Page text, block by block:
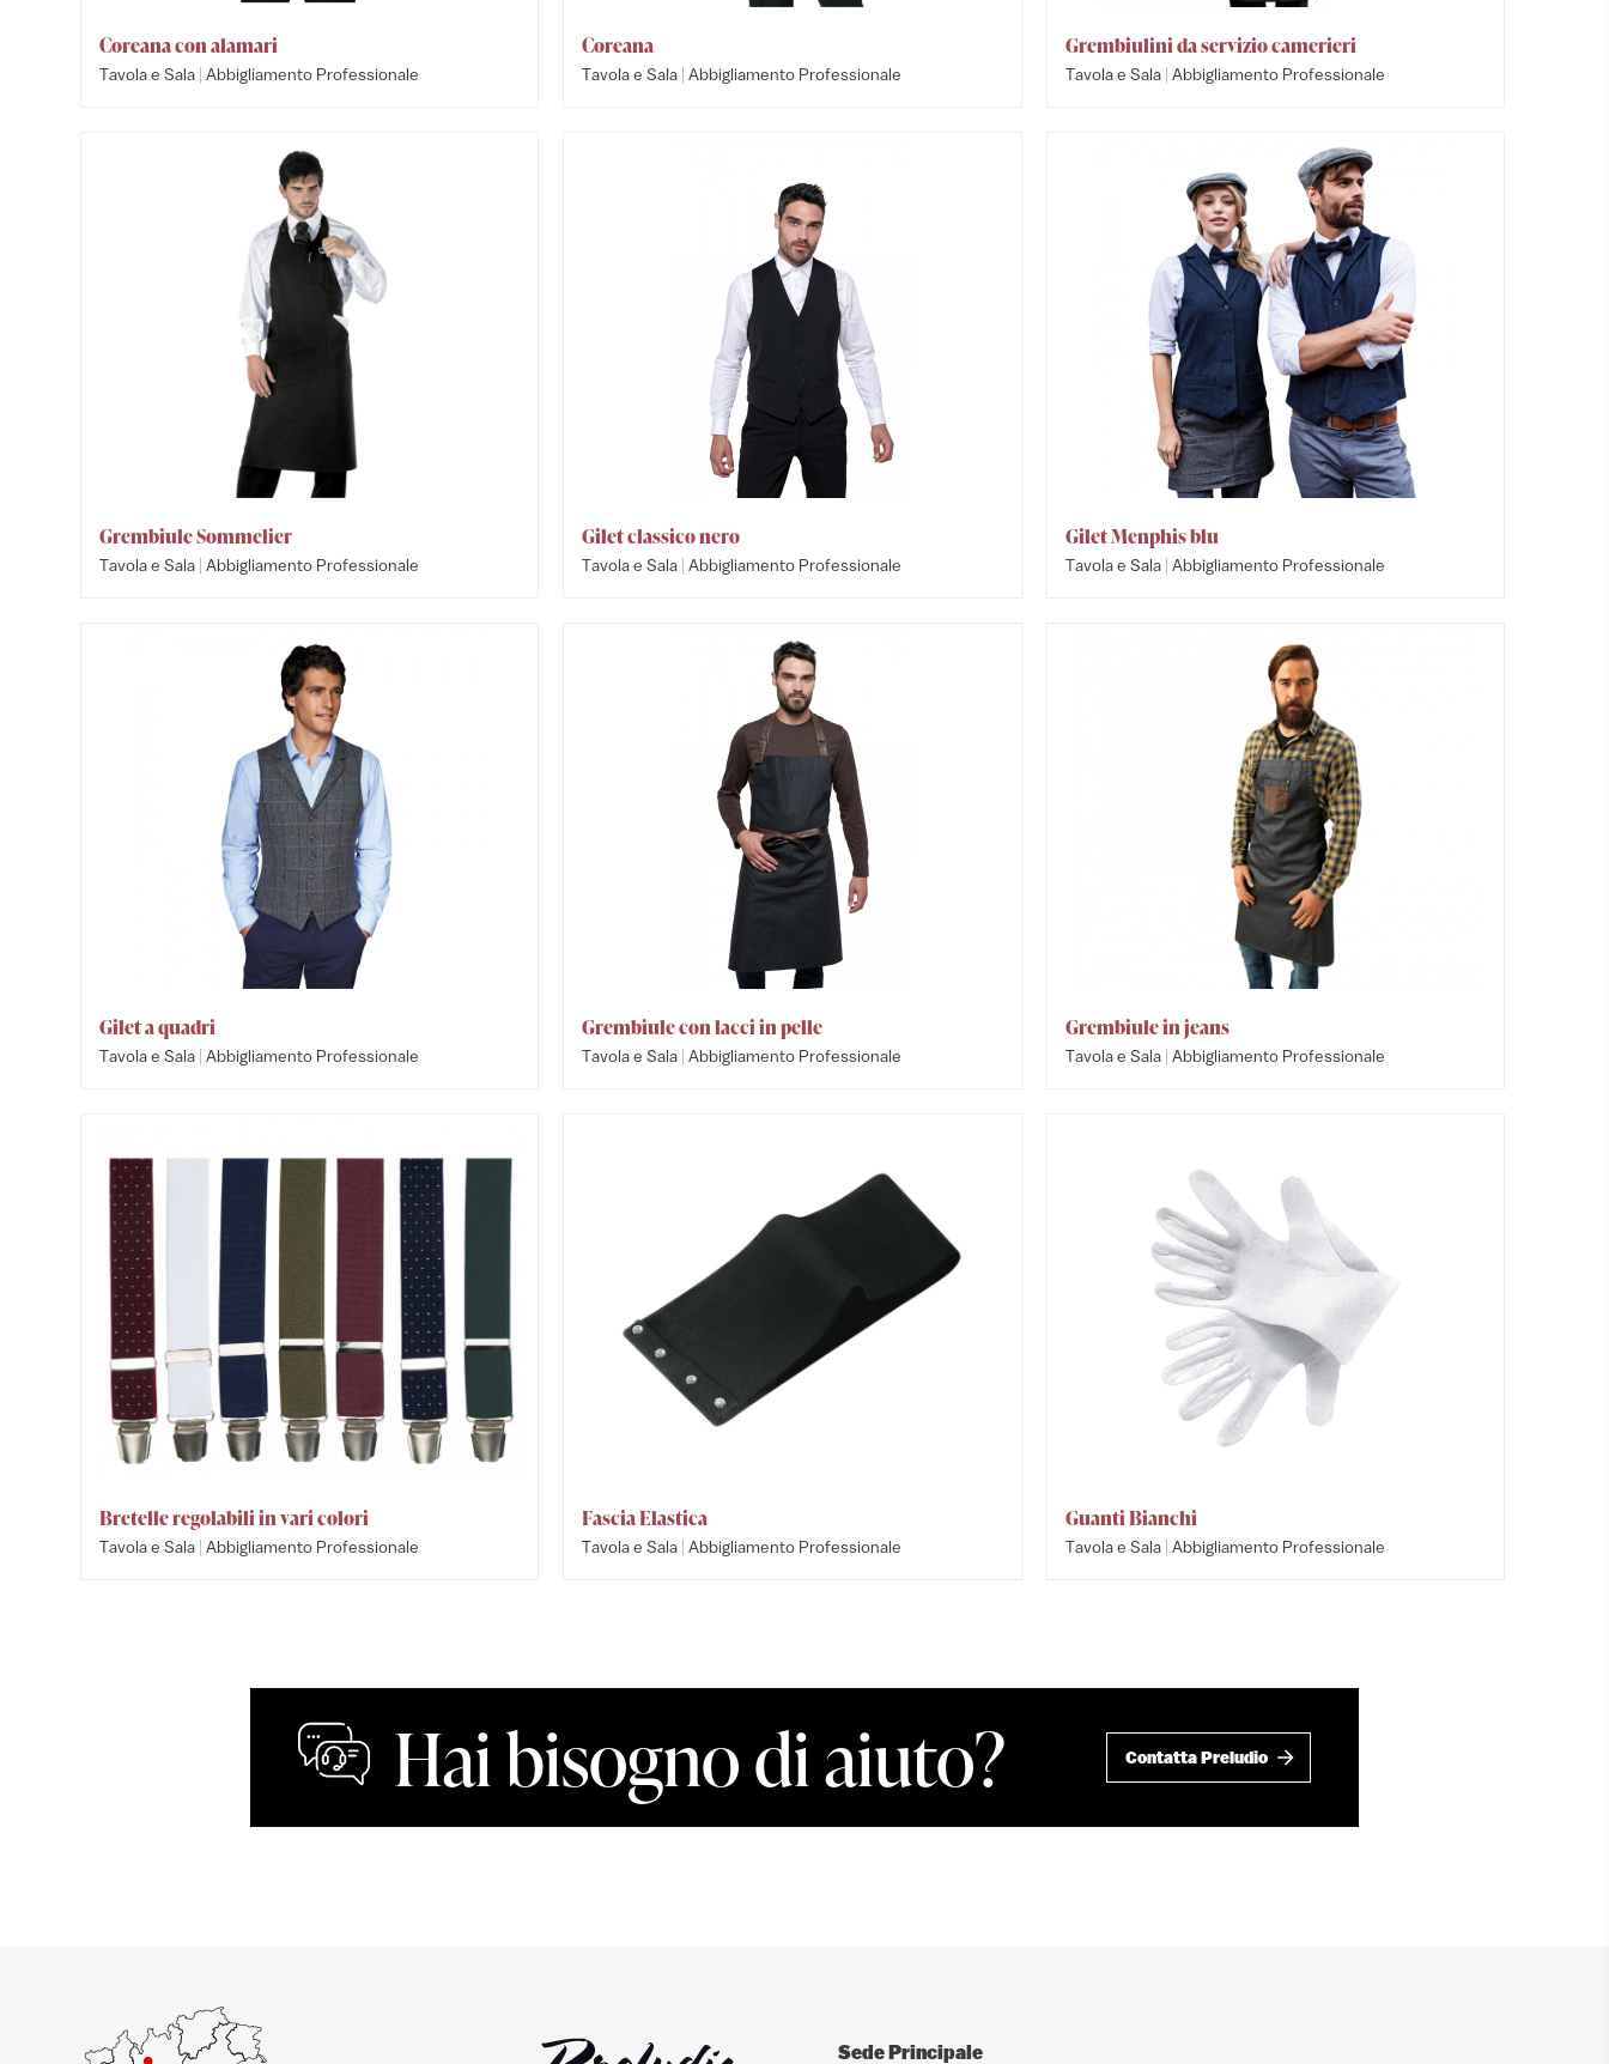
Coreana con alamari
Tavola e Sala | Abbigliamento Professionale
Coreana
Tavola e Sala | Abbigliamento Professionale
Grembiulini da servizio camerieri
Tavola e Sala | Abbigliamento Professionale
Grembiule Sommelier
Tavola e Sala | Abbigliamento Professionale
Gilet classico nero
Tavola e Sala | Abbigliamento Professionale
Gilet Menphis blu
Tavola e Sala | Abbigliamento Professionale
Gilet a quadri
Tavola e Sala | Abbigliamento Professionale
Grembiule con lacci in pelle
Tavola e Sala | Abbigliamento Professionale
Grembiule in jeans
Tavola e Sala | Abbigliamento Professionale
Bretelle regolabili in vari colori
Tavola e Sala | Abbigliamento Professionale
Fascia Elastica
Tavola e Sala | Abbigliamento Professionale
Guanti Bianchi
Tavola e Sala | Abbigliamento Professionale
Hai bisogno di aiuto? Contatta Preludio
Sede Principale